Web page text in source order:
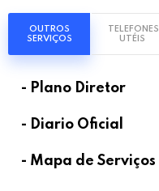
OUTROS
SERVIÇOS
TELEFONES
UTÉIS
- Plano Diretor
- Diario Oficial
- Mapa de Serviços